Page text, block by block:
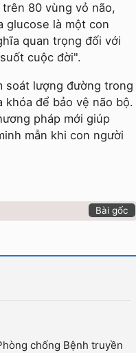
80 vùng vỏ não,
glucose là một con
quan trọng đối với
cuộc đời".
soát lượng đường trong
để bảo vệ não bộ.
pháp mới giúp
mẫn khi con người
Bài gốc
chống Bệnh truyền